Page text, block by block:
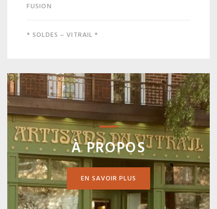
FUSION
* SOLDES – VITRAIL *
À PROPOS
EN SAVOIR PLUS